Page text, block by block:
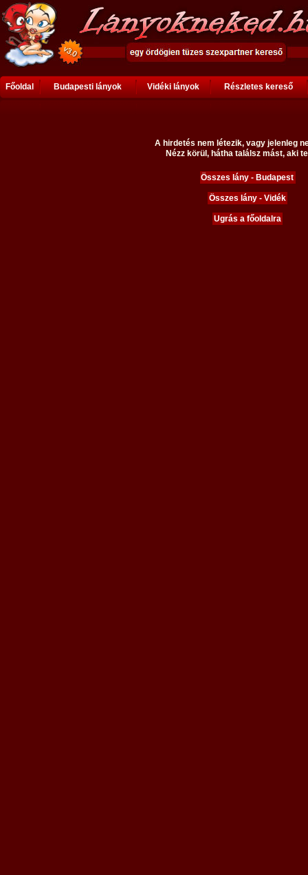
Főoldal Budapesti lányok Vidéki lányok Részletes kereső
A hirdetés nem létezik, vagy jelenleg
Nézz körül, hátha találsz mást, aki
Összes lány - Budapest
Összes lány - Vidék
Ugrás a főoldalra